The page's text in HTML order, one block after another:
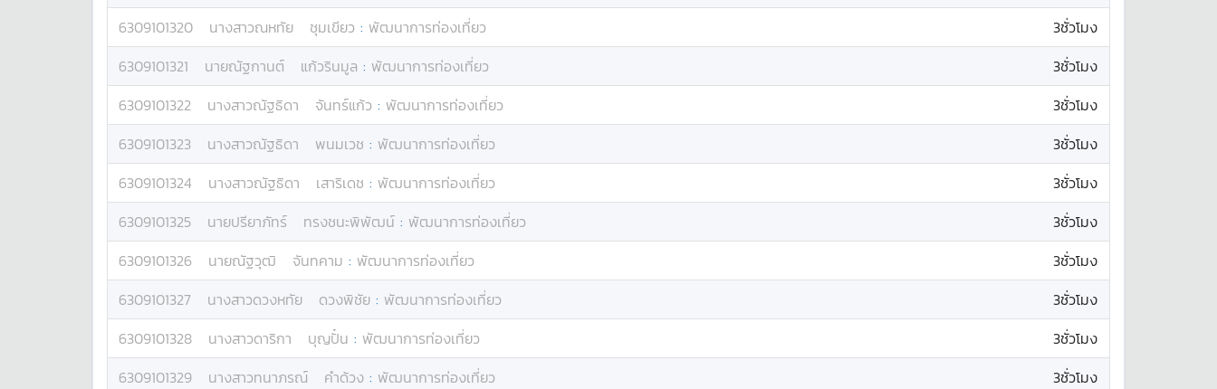
6309101320
นางสาวณหทัย ชุมเขียว : พัฒนาการท่องเที่ยว
3ชั่วโมง
6309101321
นายณัฐกานต์ แก้วรินมูล : พัฒนาการท่องเที่ยว
3ชั่วโมง
6309101322
นางสาวณัฐธิดา จันทร์แก้ว : พัฒนาการท่องเที่ยว
3ชั่วโมง
6309101323
นางสาวณัฐธิดา พนมเวช : พัฒนาการท่องเที่ยว
3ชั่วโมง
6309101324
นางสาวณัฐธิดา เสาริเดช : พัฒนาการท่องเที่ยว
3ชั่วโมง
6309101325
นายปรียาภัทร์ ทรงชนะพิพัฒน์ : พัฒนาการท่องเที่ยว
3ชั่วโมง
6309101326
นายณัฐวุฒิ จันทคาม : พัฒนาการท่องเที่ยว
3ชั่วโมง
6309101327
นางสาวดวงหทัย ดวงพิชัย : พัฒนาการท่องเที่ยว
3ชั่วโมง
6309101328
นางสาวดาริกา บุญปั๋น : พัฒนาการท่องเที่ยว
3ชั่วโมง
6309101329
นางสาวทนาภรณ์ คำด้วง : พัฒนาการท่องเที่ยว
3ชั่วโมง